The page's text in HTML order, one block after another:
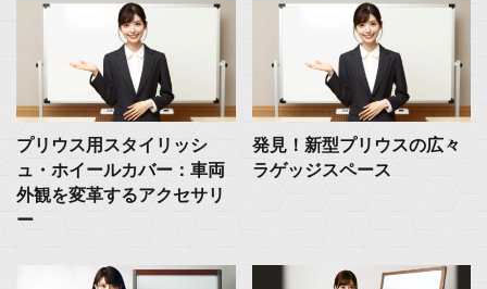
プリウス用スタイリッシ
ュ・ホイールカバー：車両
外観を変革するアクセサリ
ー
発見！新型プリウスの広々
ラゲッジスペース